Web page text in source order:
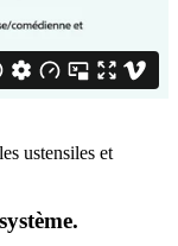
ustensiles et